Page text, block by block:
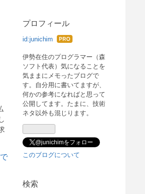
プロフィール
id:junichim はて
なブ
ログ
Pro
伊勢在住のプログラマー（森
ソフト代表）気になることを
気ままにメモったブログで
す。自分用に書いてますが、
何かの参考になればと思って
公開してます。たまに、技術
ネタ以外も混じります。
@junichimをフォロー
このブログについて
検索